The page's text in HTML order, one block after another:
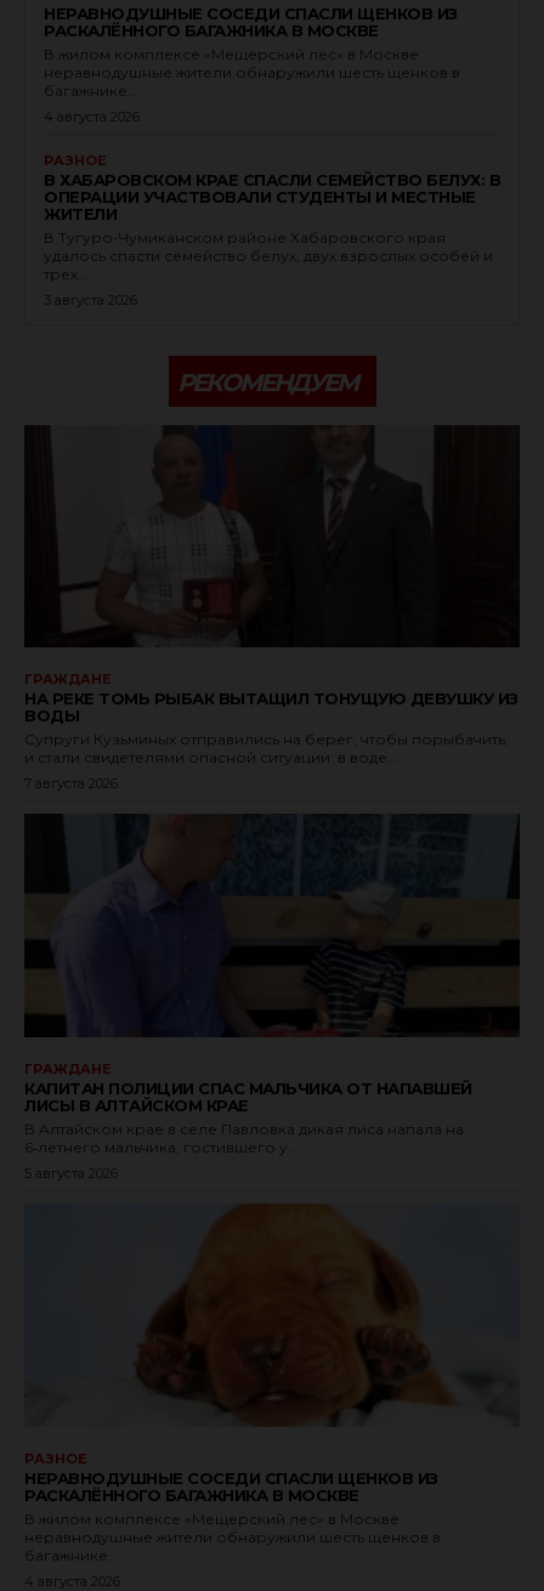
НЕРАВНОДУШНЫЕ СОСЕДИ СПАСЛИ ЩЕНКОВ ИЗ
РАСКАЛЁННОГО БАГАЖНИКА В МОСКВЕ
В жилом комплексе «Мещерский лес» в Москве
неравнодушные жители обнаружили шесть щенков в
багажнике...
4 августа 2026
РАЗНОЕ
В ХАБАРОВСКОМ КРАЕ СПАСЛИ СЕМЕЙСТВО БЕЛУХ: В
ОПЕРАЦИИ УЧАСТВОВАЛИ СТУДЕНТЫ И МЕСТНЫЕ
ЖИТЕЛИ
В Тугуро-Чумиканском районе Хабаровского края
удалось спасти семейство белух, двух взрослых особей и
трёх...
3 августа 2026
РЕКОМЕНДУЕМ
ГРАЖДАНЕ
НА РЕКЕ ТОМЬ РЫБАК ВЫТАЩИЛ ТОНУЩУЮ ДЕВУШКУ ИЗ
ВОДЫ
Супруги Кузьминых отправились на берег, чтобы порыбачить,
и стали свидетелями опасной ситуации: в воде...
7 августа 2026
ГРАЖДАНЕ
КАПИТАН ПОЛИЦИИ СПАС МАЛЬЧИКА ОТ НАПАВШЕЙ
ЛИСЫ В АЛТАЙСКОМ КРАЕ
В Алтайском крае в селе Павловка дикая лиса напала на
6‑летнего мальчика, гостившего у...
5 августа 2026
РАЗНОЕ
НЕРАВНОДУШНЫЕ СОСЕДИ СПАСЛИ ЩЕНКОВ ИЗ
РАСКАЛЁННОГО БАГАЖНИКА В МОСКВЕ
В жилом комплексе «Мещерский лес» в Москве
неравнодушные жители обнаружили шесть щенков в
багажнике...
4 августа 2026